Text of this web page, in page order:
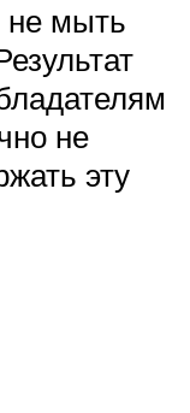
не мыть
не
эту